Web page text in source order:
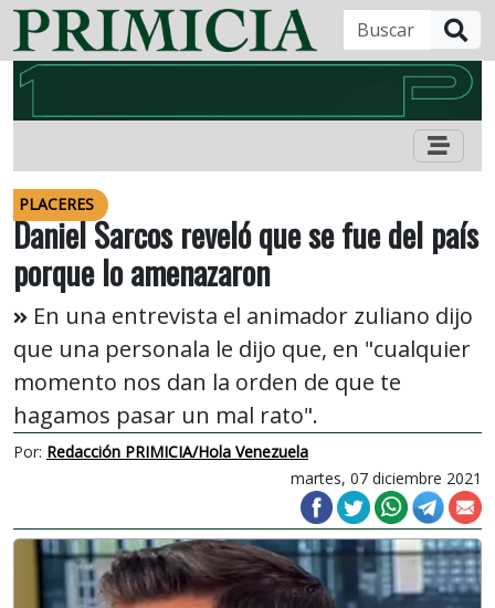
PLACERES
Daniel Sarcos reveló que se fue del país
porque lo amenazaron
En una entrevista el animador zuliano dijo
que una personala le dijo que, en "cualquier
momento nos dan la orden de que te
hagamos pasar un mal rato".
Por: Redacción PRIMICIA/Hola Venezuela
martes, 07 diciembre 2021